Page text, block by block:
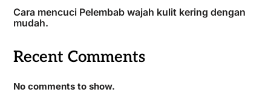
Cara mencuci Pelembab wajah kulit kering dengan
mudah.
Recent Comments
No comments to show.